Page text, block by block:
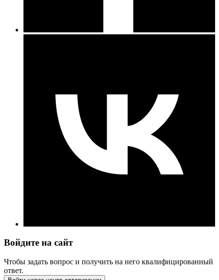
Войдите на сайт
Чтобы задать вопрос и получить на него квалифицированный
ответ.